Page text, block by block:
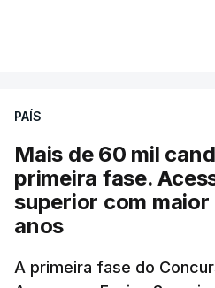
PAÍS
Mais de 60 mil
primeira fase.
superior com
anos
A primeira fase do